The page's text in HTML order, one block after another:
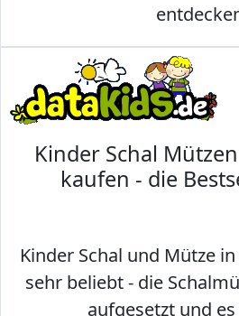
Kinder Schal
kaufen - die
Kinder Schal und Mütze
sehr beliebt - die
aufgesetzt und